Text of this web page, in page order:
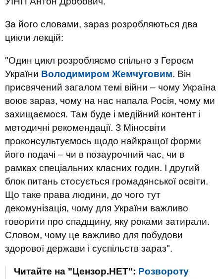
За його словами, зараз розробляються два
цикли лекцій:
"Один цикл розробляємо спільно з Героєм
України Володимиром Жемчуговим. Він
присвячений загалом темі війни – чому Україна
воює зараз, чому на нас напала Росія, чому ми
захищаємося. Там буде і медійний контент і
методичні рекомендації. З Міносвіти
проконсультуємось щодо найкращої форми
його подачі – чи в позаурочний час, чи в
рамках спеціальних класних годин. І другий
блок питань стосується громадянської освіти.
Що таке права людини, до чого тут
декомунізація, чому для України важливо
говорити про спадщину, яку роками затирали.
Словом, чому це важливо для побудови
здорової держави і суспільств зараз".
Читайте на "Цензор.НЕТ": Розвороту